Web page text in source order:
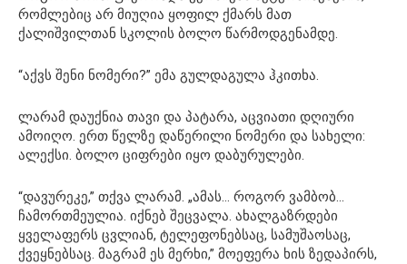
რომლებიც არ მიუღია ყოფილ ქმარს მათ
ქალიშვილთან სკოლის ბოლო წარმოდგენამდე.
“აქვს შენი ნომერი?” ემა გულდაგულა ჰკითხა.
ლარამ დაუქნია თავი და პატარა, აცვიათი დღიური
ამოიღო. ერთ წელზე დაწერილი ნომერი და სახელი:
ალექსი. ბოლო ციფრები იყო დაბურულები.
“დავურეკე,” თქვა ლარამ. „ამას… როგორ ვამბობ…
ჩამორთმეულია. იქნებ შეცვალა. ახალგაზრდები
ყველაფერს ცვლიან, ტელეფონებსაც, სამუშაოსაც,
ქვეყნებსაც. მაგრამ ეს მერხი,” მოეფერა ხის ზედაპირს,